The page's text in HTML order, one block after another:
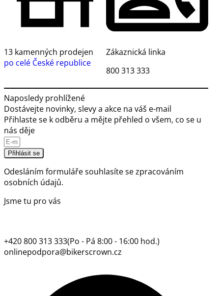
13 kamenných prodejen
po celé České republice
Zákaznická linka
800 313 333
Naposledy prohlížené
Dostávejte novinky, slevy a akce na váš e-mail
Přihlaste se k odběru a mějte přehled o všem, co se u
nás děje
Přihlásit se
Odesláním formuláře souhlasíte sezpracováním
osobních údajů.
Jsme tu pro vás
+420 800 313 333(Po - Pá 8:00 - 16:00 hod.)
onlinepodpora@bikerscrown.cz